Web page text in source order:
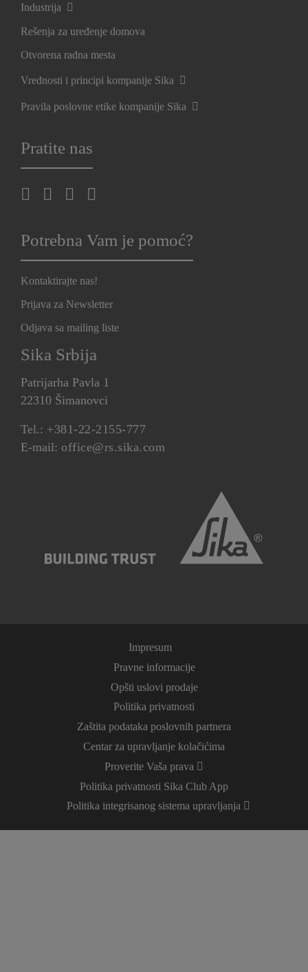
Industrija
Rešenja za uređenje domova
Otvorena radna mesta
Vrednosti i principi kompanije Sika
Pravila poslovne etike kompanije Sika
Pratite nas
Potrebna Vam je pomoć?
Kontaktirajte nas!
Prijava za Newsletter
Odjava sa mailing liste
Sika Srbija
Patrijarha Pavla 1
22310 Šimanovci
Tel.: +381-22-2155-777
E-mail: office@rs.sika.com
Impresum
Pravne informacije
Opšti uslovi prodaje
Politika privatnosti
Zaštita podataka poslovnih partnera
Centar za upravljanje kolačićima
Proverite Vaša prava
Politika privatnosti Sika Club App
Politika integrisanog sistema upravljanja